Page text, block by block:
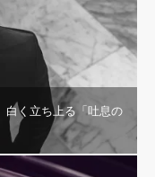
白く立ち上る「吐息の